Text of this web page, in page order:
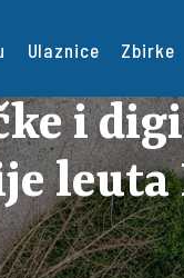
Ulaznice Zbirke
i
leuta